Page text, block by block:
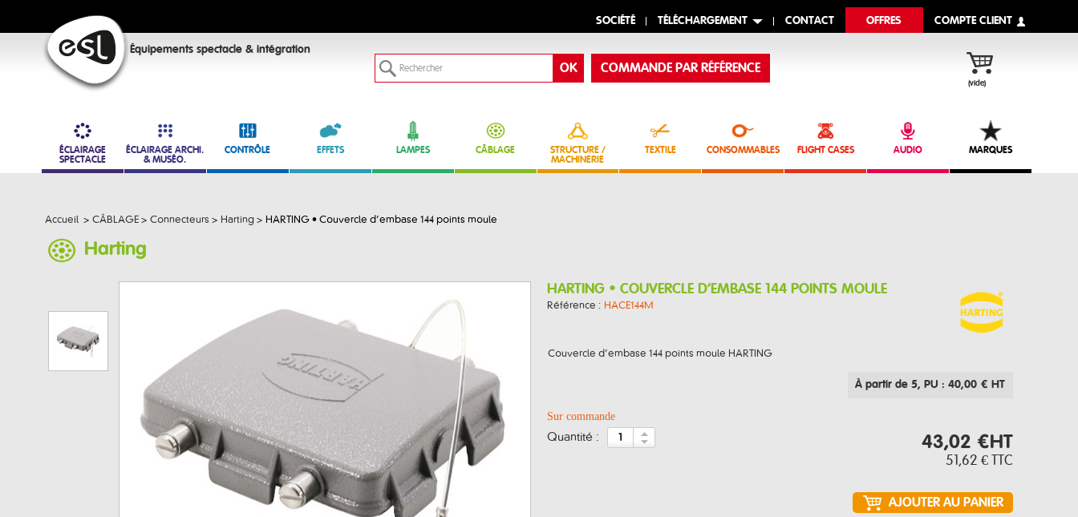
SOCIÉTÉ TÉLÉCHARGEMENT CONTACT OFFRES COMPTE CLIENT
Équipements spectacle & intégration
(vide)
COMMANDE PAR RÉFÉRENCE
ÉCLAIRAGE
SPECTACLE
ÉCLAIRAGE ARCHI.
& MUSÉO.
CONTRÔLE EFFETS LAMPES CÂBLAGE
STRUCTURE /
MACHINERIE
TEXTILE CONSOMMABLES FLIGHT CASES AUDIO MARQUES
Accueil > CÂBLAGE > Connecteurs > Harting > HARTING • Couvercle d’embase 144 points moule
Harting
HARTING • COUVERCLE D’EMBASE 144 POINTS MOULE
Référence : HACE144M
Couvercle d’embase 144 points moule HARTING
À partir de 5, PU : 40,00 € HT
Sur commande
quantité : 43,02 €HT
51,62 € TTC